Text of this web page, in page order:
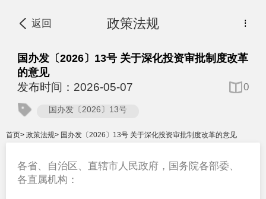
返回 ⋮
政策法规
国办发〔2026〕13号 关于深化投资审批制度改革
的意见
发布时间：2026-05-07 0
国办发〔2026〕13号
首页> 政策法规> 国办发〔2026〕13号 关于深化投资审批制度改革的意见
各省、自治区、直辖市人民政府，国务院各部委、
各直属机构：